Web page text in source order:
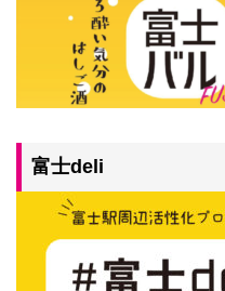
富士deli